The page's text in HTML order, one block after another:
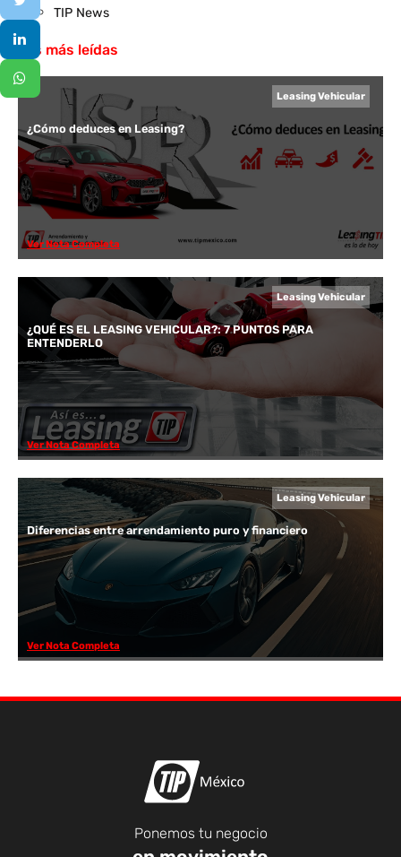
TIP News
Las más leídas
Leasing Vehicular
¿Cómo deduces en Leasing?
Ver Nota Completa
Leasing Vehicular
¿QUÉ ES EL LEASING VEHICULAR?: 7 PUNTOS PARA
ENTENDERLO
Ver Nota Completa
Leasing Vehicular
Diferencias entre arrendamiento puro y financiero
Ver Nota Completa
Ponemos tu negocio